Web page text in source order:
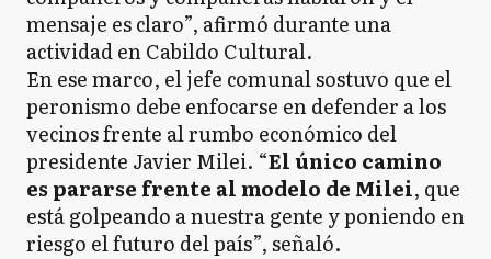
mensaje es claro”, afirmó durante una
actividad en Cabildo Cultural.
En ese marco, el jefe comunal sostuvo que el
peronismo debe enfocarse en defender a los
vecinos frente al rumbo económico del
presidente Javier Milei. “El único camino
es pararse frente al modelo de Milei, que
está golpeando a nuestra gente y poniendo en
riesgo el futuro del país”, señaló.